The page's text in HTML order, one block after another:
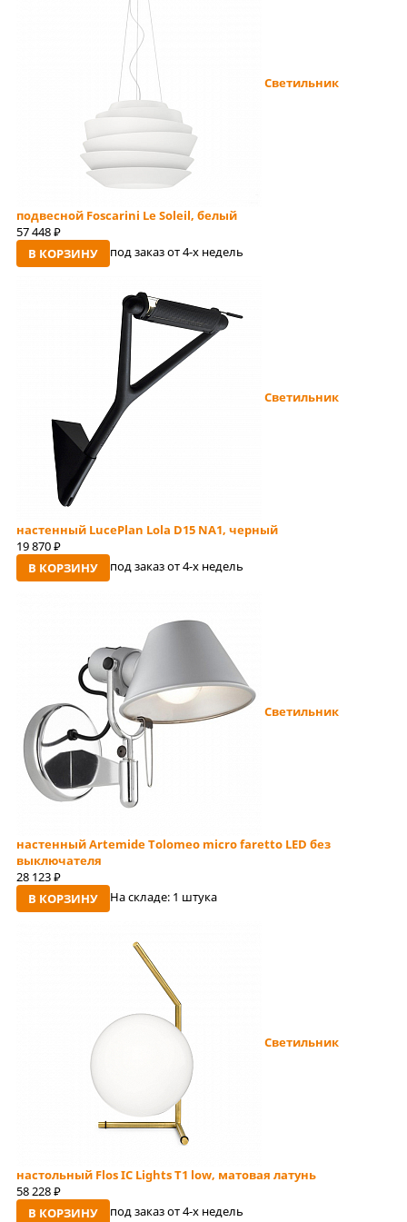
Светильник
подвесной Foscarini Le Soleil, белый
57 448 руб
В КОРЗИНУ под заказ от 4-x недель
Светильник
настенный LucePlan Lola D15 NA1, черный
19 870 руб
В КОРЗИНУ под заказ от 4-x недель
Светильник
настенный Artemide Tolomeo micro faretto LED без
выключателя
28 123 руб
В КОРЗИНУ На складе: 1 штука
Светильник
настольный Flos IC Lights T1 low, матовая латунь
58 228 руб
В КОРЗИНУ под заказ от 4-x недель